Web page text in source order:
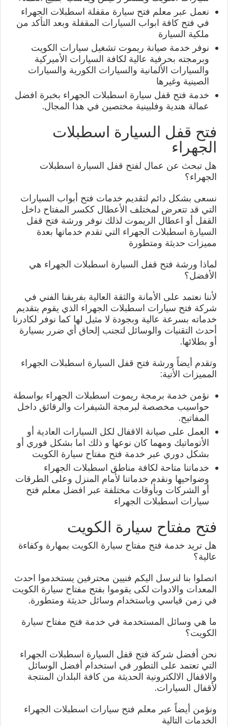
نعمل عبر معلم فتح سيارة مقفلة اسطبلات الجهراء
في فتح كافة ابواب السيارات المقفلة وبعد التأكد من
ملكية السيارة
نوفر خدمة صيانة ريموت تشغيل سيارات الكويت
وبرمجته بحرفية عالية لكافة السيارات الأميركية
والسيارات الألمانية والسيارات الكورية والسيارات
الصينية وغيرها
خدمة فتح قفل سيارة اسطبلات الجهراء بخبرة افضل
عمالة هندية وفلبينية مختصين في هذا المجال.
فتح قفل السيارة اسطبلات
الجهراء
هل تبحث عن عمال لفتح قفل السيارة اسطبلات
الجهراء؟
نسعى بشكل دائم لتقديم خدمات فتح أبواب السيارات
التي قد تتعرض لمختلف الأعطال ككسر المفتاح داخل
القفل أو اعطال الريموت لذلك نوفر ورشة فتح قفل
السيارة اسطبلات الجهراء التي تقدم خدماتها بعدة
مميزات حديثة ومتطورة
لماذا ورشة فتح قفل السيارة اسطبلات الجهراء هي
الأفضل؟
لأننا نعتمد على الأمانة والثقة العالية بفريقنا الفني في
شركة فتح سيارات اسطبلات الجهراء الذي يقوم بتقديم
خدماته بسرعة عالية وبجودة لا مثيل لها كما نوفر لكادرنا
أحدث التقنيات والوسائل لتجنب إلحاق أي ضرر بسيارة
أو بطلائها.
وتقدم أيضاً ورشة فتح قفل السيارة اسطبلات الجهراء
المميزات الأتية:
نؤمن خدمة برمجة ريموت اسطبلات الجهراء بواسطة
حواسيب مخصصة لبرمجة الشيفرات والرقائق داخل
المفاتيح.
العمل على صيانة الاقفال لكل السيارات العادية أو
الأتوماتيك ومهما كان نوعها و ذلك اما بشكل فوري أو
بشكل دوري عبر خدمة فتح مفتاح سيارة الكويت
خدماتنا متاحة لكافة مناطق اسطبلات الجهراء
وضواحيها ونقدم خدماتنا لأمام المنزل وعلى الطرقات
أو الشركات وبأوقات مختلفة عبر افضل معلم فتح
سيارات اسطبلات الجهراء
فتح مفتاح سيارة الكويت
هل تريد خدمة فتح مفتاح سيارة الكويت بمهارة وكفاءة
عالية؟
اتصلوا بنا لنرسل اليكم فنيين محترفين يستخدموا احدث
المعدات والادوات لكى يقوموا بفتح مفتاح سيارة الكويت
في زمن قياسي وباستخدام وسائل حديثة ومتطورة.
ما هي وسائل المستخدمة في خدمة فتح مفتاح سيارة
الكويت؟
نحن أفضل شركة فتح قفل السيارة اسطبلات الجهراء
التي تعتمد على التطور في استخدام أفضل الوسائل
والاقفال الالكترونية الحديثة من كافة البلدان المنتجة
لأقفال السيارات.
ونؤمن أيضاً عبر معلم فتح سيارات اسطبلات الجهراء
الخدمات التالية